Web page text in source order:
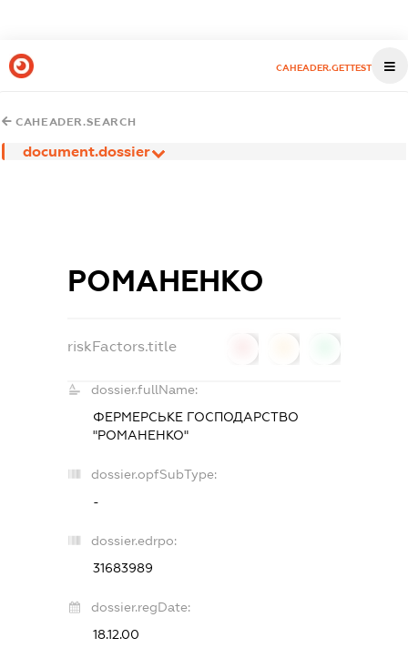
CAHEADER.GETTEST
CAHEADER.SEARCH
document.dossier
РОМАНЕНКО
riskFactors.title
dossier.fullName:
ФЕРМЕРСЬКЕ ГОСПОДАРСТВО
"РОМАНЕНКО"
dossier.opfSubType:
-
dossier.edrpo:
31683989
dossier.regDate:
18.12.00